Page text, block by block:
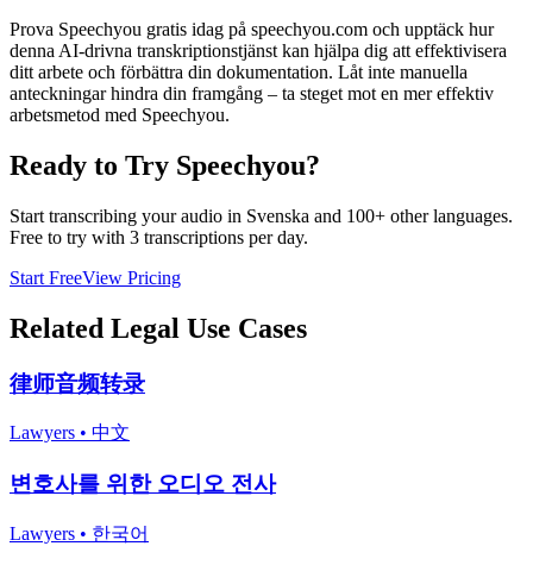
Prova Speechyou gratis idag på speechyou.com och upptäck hur
denna AI-drivna transkriptionstjänst kan hjälpa dig att effektivisera
ditt arbete och förbättra din dokumentation. Låt inte manuella
anteckningar hindra din framgång – ta steget mot en mer effektiv
arbetsmetod med Speechyou.
Ready to Try Speechyou?
Start transcribing your audio in Svenska and 100+ other languages.
Free to try with 3 transcriptions per day.
Start FreeView Pricing
Related Legal Use Cases
律师音频转录
Lawyers • 中文
변호사를 위한 오디오 전사
Lawyers • 한국어